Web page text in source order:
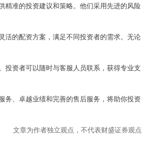
精准的投资建议和策略。他们采用先进的风险
活的配资方案，满足不同投资者的需求。无论
投资者可以随时与客服人员联系，获得专业支
务、卓越业绩和完善的售后服务，将助你投资
文章为作者独立观点，不代表财盛证券观点